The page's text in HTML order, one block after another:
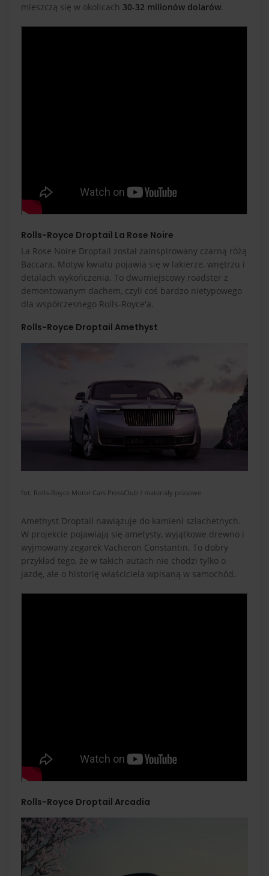
mieszczą się w okolicach 30-32 milionów dolarów.
Rolls-Royce Droptail La Rose Noire
La Rose Noire Droptail został zainspirowany czarną różą
Baccara. Motyw kwiatu pojawia się w lakierze, wnętrzu i
detalach wykończenia. To dwumiejscowy roadster z
demontowanym dachem, czyli coś bardzo nietypowego
dla współczesnego Rolls-Royce'a.
Rolls-Royce Droptail Amethyst
fot. Rolls-Royce Motor Cars PressClub / materiały prasowe
Amethyst Droptail nawiązuje do kamieni szlachetnych.
W projekcie pojawiają się ametysty, wyjątkowe drewno i
wyjmowany zegarek Vacheron Constantin. To dobry
przykład tego, że w takich autach nie chodzi tylko o
jazdę, ale o historię właściciela wpisaną w samochód.
Rolls-Royce Droptail Arcadia